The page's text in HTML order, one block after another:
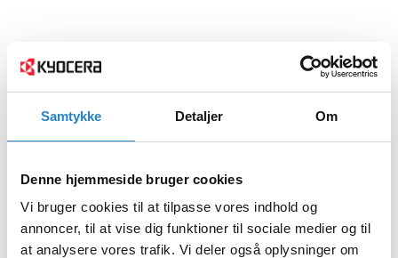
Samtykke Detaljer Om
Denne hjemmeside bruger cookies
Vi bruger cookies til at tilpasse vores indhold og
annoncer, til at vise dig funktioner til sociale medier og til
at analysere vores trafik. Vi deler også oplysninger om